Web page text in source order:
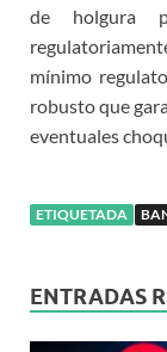
de holgura
mínimo
robusto que
eventuales
ETIQUETADA
ENTRADAS